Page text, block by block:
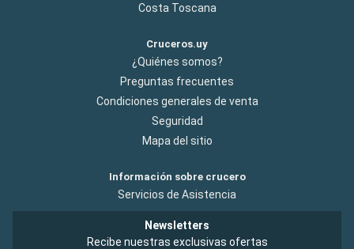
Costa Toscana
Cruceros.uy
¿Quiénes somos?
Preguntas frecuentes
Condiciones generales de venta
Seguridad
Mapa del sitio
Información sobre crucero
Servicios de Asistencia
Newsletters
Recibe nuestras exclusivas ofertas